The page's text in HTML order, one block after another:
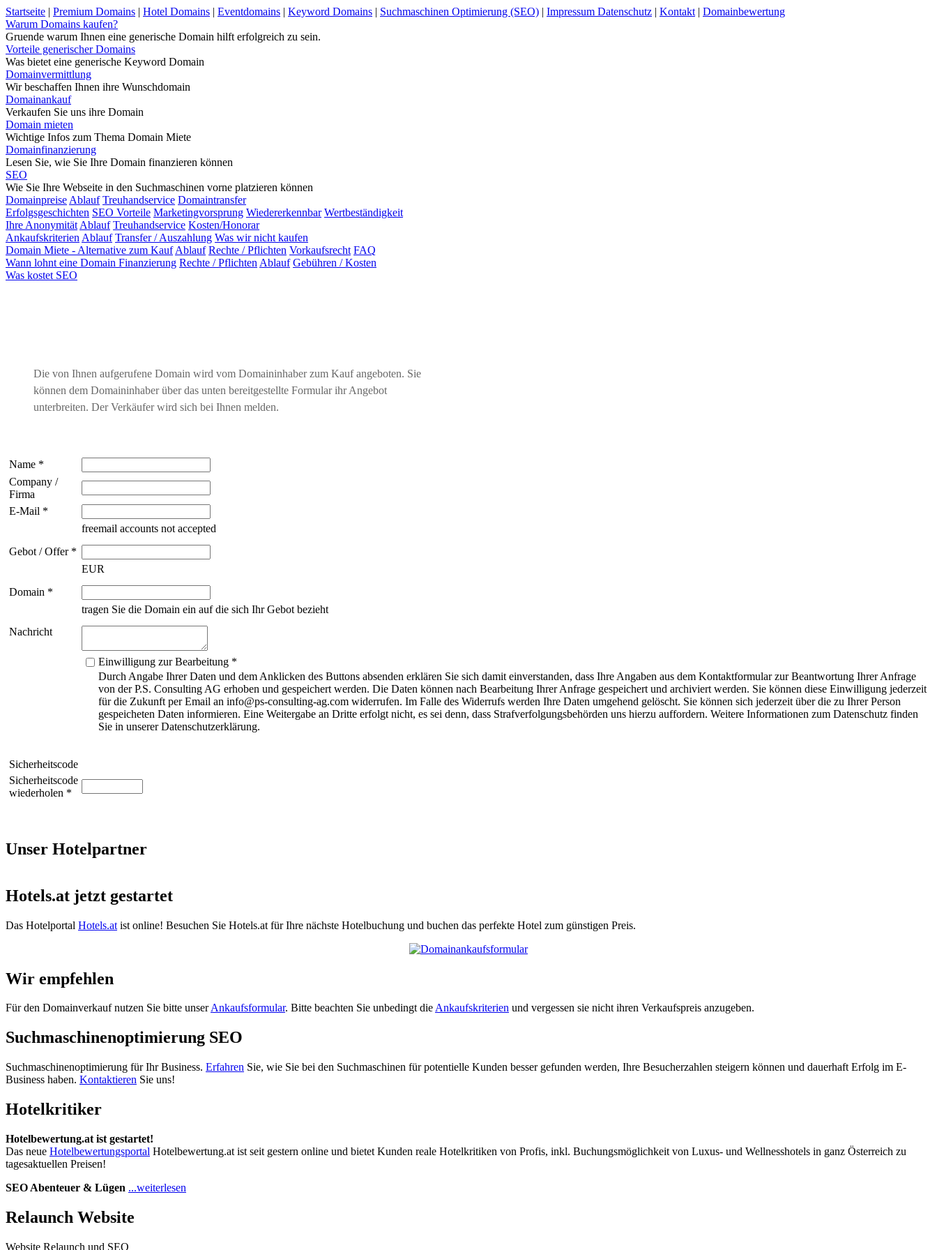
Startseite | Premium Domains | Hotel Domains | Eventdomains | Keyword Domains | Suchmaschinen Optimierung (SEO) | Impressum Datenschutz | Kontakt | Domainbewertung
Warum Domains kaufen?
Gruende warum Ihnen eine generische Domain hilft erfolgreich zu sein.
Vorteile generischer Domains
Was bietet eine generische Keyword Domain
Domainvermittlung
Wir beschaffen Ihnen ihre Wunschdomain
Domainankauf
Verkaufen Sie uns ihre Domain
Domain mieten
Wichtige Infos zum Thema Domain Miete
Domainfinanzierung
Lesen Sie, wie Sie Ihre Domain finanzieren können
SEO
Wie Sie Ihre Webseite in den Suchmaschinen vorne platzieren können
Domainpreise Ablauf Treuhandservice Domaintransfer
Erfolgsgeschichten SEO Vorteile Marketingvorsprung Wiedererkennbar Wertbeständigkeit
Ihre Anonymität Ablauf Treuhandservice Kosten/Honorar
Ankaufskriterien Ablauf Transfer / Auszahlung Was wir nicht kaufen
Domain Miete - Alternative zum Kauf Ablauf Rechte / Pflichten Vorkaufsrecht FAQ
Wann lohnt eine Domain Finanzierung Rechte / Pflichten Ablauf Gebühren / Kosten
Was kostet SEO
Die von Ihnen aufgerufene Domain wird vom Domaininhaber zum Kauf angeboten. Sie
können dem Domaininhaber über das unten bereitgestellte Formular ihr Angebot
unterbreiten. Der Verkäufer wird sich bei Ihnen melden.
Name *
Company /
Firma
E-Mail *
freemail accounts not accepted
Gebot / Offer *
EUR
Domain *
tragen Sie die Domain ein auf die sich Ihr Gebot bezieht
Nachricht
Einwilligung zur Bearbeitung *
Durch Angabe Ihrer Daten und dem Anklicken des Buttons absenden erklären Sie sich damit einverstanden, dass Ihre Angaben aus dem Kontaktformular zur Beantwortung Ihrer Anfrage
von der P.S. Consulting AG erhoben und gespeichert werden. Die Daten können nach Bearbeitung Ihrer Anfrage gespeichert und archiviert werden. Sie können diese Einwilligung jederzeit
für die Zukunft per Email an info@ps-consulting-ag.com widerrufen. Im Falle des Widerrufs werden Ihre Daten umgehend gelöscht. Sie können sich jederzeit über die zu Ihrer Person
gespeicheten Daten informieren. Eine Weitergabe an Dritte erfolgt nicht, es sei denn, dass Strafverfolgungsbehörden uns hierzu auffordern. Weitere Informationen zum Datenschutz finden
Sie in unserer Datenschutzerklärung.
Sicherheitscode
Sicherheitscode
wiederholen *
Unser Hotelpartner
Hotels.at jetzt gestartet
Das Hotelportal Hotels.at ist online! Besuchen Sie Hotels.at für Ihre nächste Hotelbuchung und buchen das perfekte Hotel zum günstigen Preis.
Wir empfehlen
Für den Domainverkauf nutzen Sie bitte unserAnkaufsformular. Bitte beachten Sie unbedingt dieAnkaufskriterien und vergessen sie nicht ihren Verkaufspreis anzugeben.
Suchmaschinenoptimierung SEO
Suchmaschinenoptimierung für Ihr Business. Erfahren Sie, wie Sie bei den Suchmaschinen für potentielle Kunden besser gefunden werden, Ihre Besucherzahlen steigern können und dauerhaft Erfolg im E-
Business haben. Kontaktieren Sie uns!
Hotelkritiker
Hotelbewertung.at ist gestartet!
Das neue Hotelbewertungsportal Hotelbewertung.at ist seit gestern online und bietet Kunden reale Hotelkritiken von Profis, inkl. Buchungsmöglichkeit von Luxus- und Wellnesshotels in ganz Österreich zu
tagesaktuellen Preisen!
SEO Abenteuer & Lügen ...weiterlesen
Relaunch Website
Website Relaunch und SEO